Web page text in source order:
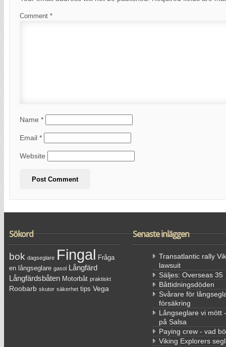
Comment *
Name *
Email *
Website
Sökord
bok dagseglare Fingal Fråga
en långseglare gasol Långfärd
Långfärdsbåten Motorbåt praktiskt
Roobarb skutor säkerhet tips Vega
Senaste inläggen
Transatlantic rally
lawsuit
Säljes: Overseas 35
Båttidningsdöden
Svårare för
försäkring
Långseglare vi mött
på Salsa
Paying crew - vad
Viking Explorers